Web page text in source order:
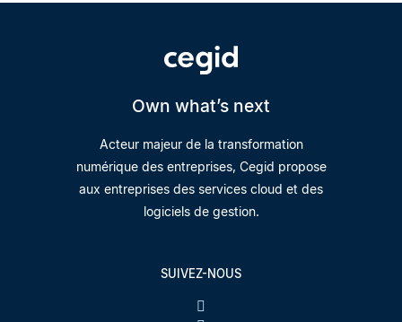
Own what’s next
Acteur majeur de la transformation
numérique des entreprises, Cegid propose
aux entreprises des services cloud et des
logiciels de gestion.
SUIVEZ-NOUS